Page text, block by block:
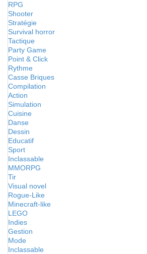
RPG
Shooter
Stratégie
Survival horror
Tactique
Party Game
Point & Click
Rythme
Casse Briques
Compilation
Action
Simulation
Cuisine
Danse
Dessin
Educatif
Sport
Inclassable
MMORPG
Tir
Visual novel
Rogue-Like
Minecraft-like
LEGO
Indies
Gestion
Mode
Inclassable